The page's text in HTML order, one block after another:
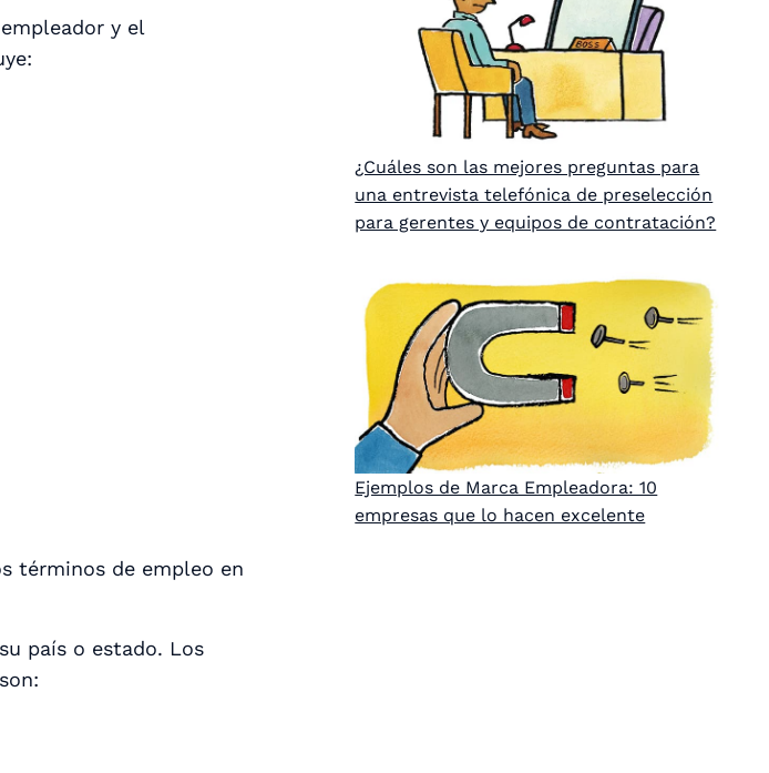
y el
términos de empleo en
país o estado. Los
¿Cuáles son las mejores preguntas para
una entrevista telefónica de preselección
para gerentes y equipos de contratación?
Ejemplos de Marca Empleadora: 10
empresas que lo hacen excelente